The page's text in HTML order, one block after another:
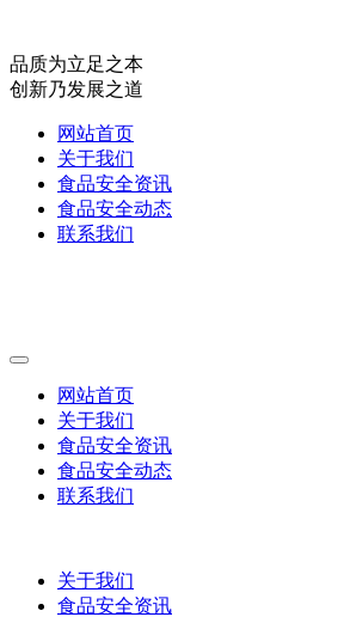
品质为立足之本
创新乃发展之道
网站首页
关于我们
食品安全资讯
食品安全动态
联系我们
网站首页
关于我们
食品安全资讯
食品安全动态
联系我们
关于我们
食品安全资讯